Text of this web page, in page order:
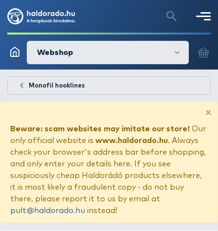
Webshop
Monofil hooklines
×
Beware: scam websites may imitate our store! Our
only official website is www.haldorado.hu. Always
check your browser's address bar before shopping,
and only enter your details here. If you see
suspiciously cheap Haldorádó products elsewhere,
it is most likely a fraudulent copy - do not buy
there, please report it to us by email at
pult@haldorado.hu instead!